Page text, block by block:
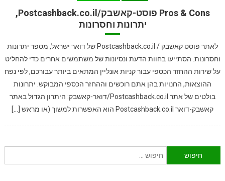
Pros & Cons פוסט-קאשבק/Postcashback.co.il,
יתרונות וחסרונות
לאתר פוסט קאשבק / Postcashback.co.il של דואר ישראל, מספר יתרונות
וחסרונות. הסתייעו בחוות הדעת ונסיונות של משתמשים אחרים כדי להחליט
על שירות ההחזר הכספי עבור קניות אונליין המתאים ביותר עבורכם, לפי נפח
ההוצאות, החנויות בהן אתם רוכשים וההחזר הכספי המבוקש. יתרונות
בולטים של אתר Postcashback.co.il/דואר-קאשבק: היתרון הגדול באתר
קאשבק-דואר Postcashback.co.il הוא האפשרות למשוך (או מראש […]